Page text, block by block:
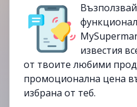
06/08
известия
от твоите любими
промоционална цена
избрана от теб.